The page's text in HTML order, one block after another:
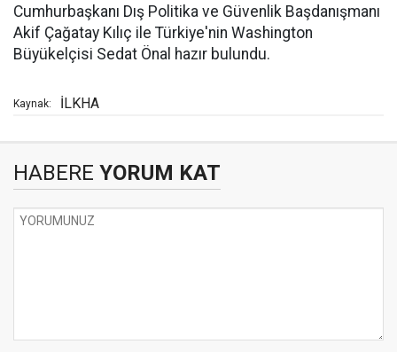
Cumhurbaşkanı Dış Politika ve Güvenlik Başdanışmanı
Akif Çağatay Kılıç ile Türkiye'nin Washington
Büyükelçisi Sedat Önal hazır bulundu.
Kaynak: İLKHA
HABERE YORUM KAT